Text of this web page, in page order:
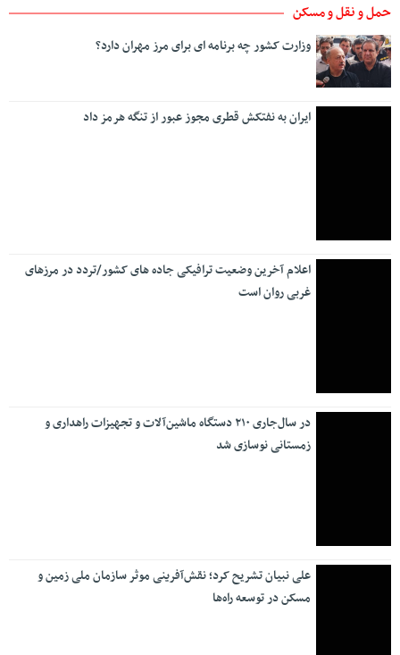
حمل و نقل و مسکن
وزارت کشور چه برنامه ای برای مرز مهران دارد؟
ایران به نفتکش قطری مجوز عبور از تنگه هرمز داد
اعلام آخرین وضعیت ترافیکی جاده های کشور/تردد در مرزهای
غربی روان است
در سال‌جاری ۲۱۰ دستگاه ماشین‌آلات و تجهیزات راهداری و
زمستانی نوسازی شد
علی نبیان تشریح کرد؛ نقش‌آفرینی موثر سازمان ملی زمین و
مسکن در توسعه راه‌ها